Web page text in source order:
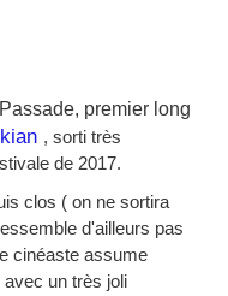
premier long
, sorti très
de 2017.
clos ( on ne sortira
d'ailleurs pas
cinéaste assume
un très joli